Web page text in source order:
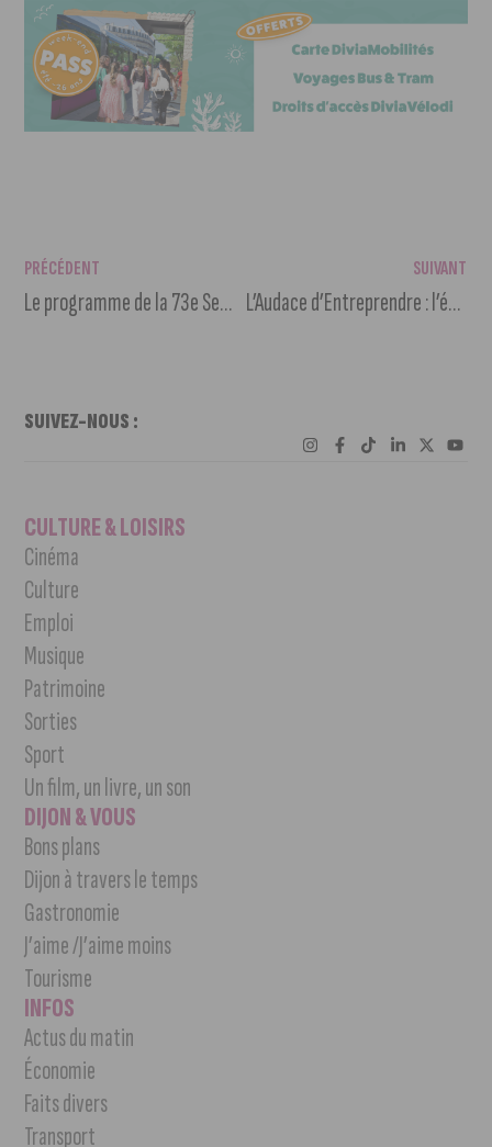
PRÉCÉDENT
Le programme de la 73e Semaine Bleue à Dijon
SUIVANT
L’Audace d’Entreprendre : l’événement business à ne pas manquer
SUIVEZ-NOUS :
CULTURE & LOISIRS
Cinéma
Culture
Emploi
Musique
Patrimoine
Sorties
Sport
Un film, un livre, un son
DIJON & VOUS
Bons plans
Dijon à travers le temps
Gastronomie
J’aime /J’aime moins
Tourisme
INFOS
Actus du matin
Économie
Faits divers
Transport